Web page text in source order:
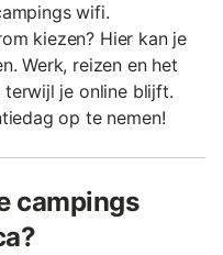
wifi.
kiezen? Hier kan je
Werk, reizen en het
terwijl je online blijft.
op te nemen!
campings